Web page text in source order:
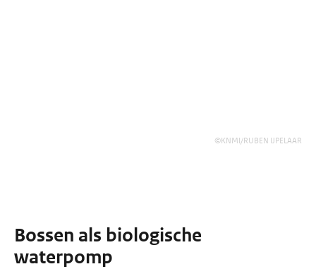
©KNMI/RUBEN IJPELAAR
Bossen als biologische
waterpomp